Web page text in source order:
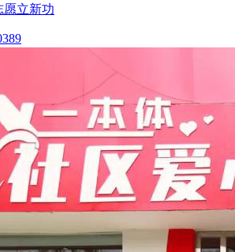
愿立新功